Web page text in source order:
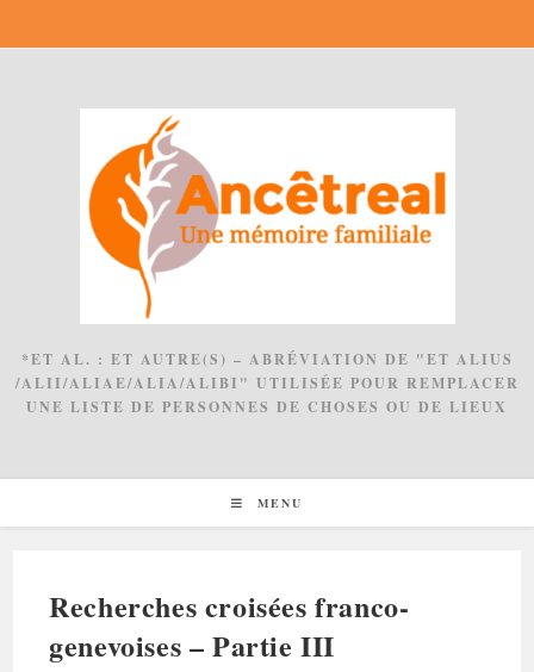
*ET AL. : ET AUTRE(S) – ABRÉVIATION DE "ET ALIUS
/ALII/ALIAE/ALIA/ALIBI" UTILISÉE POUR REMPLACER
UNE LISTE DE PERSONNES DE CHOSES OU DE LIEUX
MENU
Recherches croisées franco-
genevoises – Partie III